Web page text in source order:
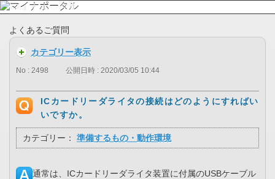
よくあるご質問
カテゴリー表示
No : 2498 公開日時 : 2020/03/05 10:44
ICカードリーダライタの接続はどのようにすればい
いですか。
カテゴリー： 準備するもの・動作環境
通常は、ICカードリーダライタ装置に付属のUSBケーブル